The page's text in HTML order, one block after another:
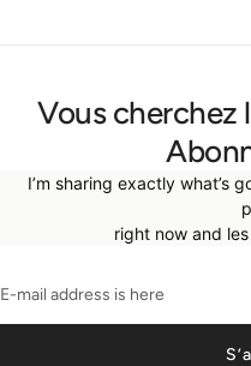
Vous cherchez
I’m sharing exactly what’s
right now and